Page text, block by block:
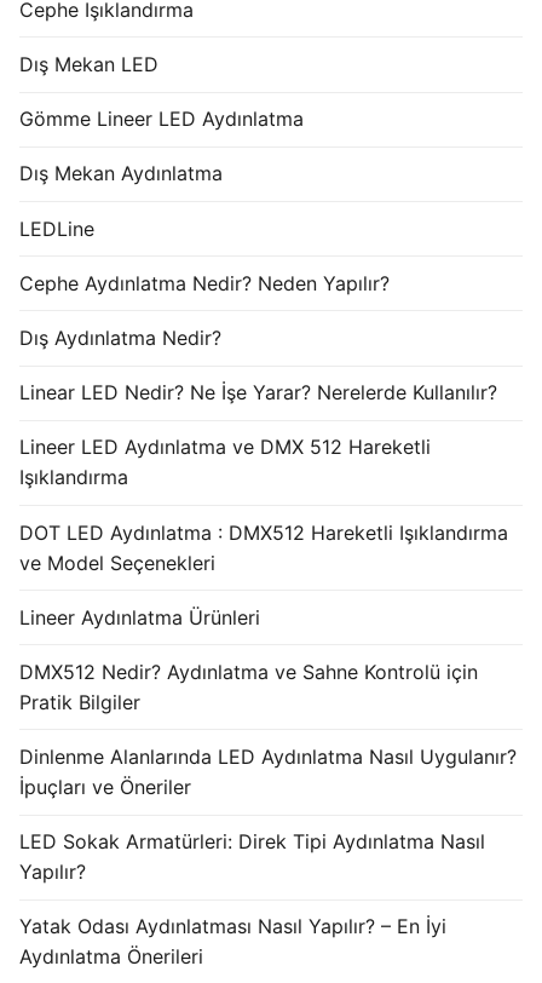
Cephe Işıklandırma
Dış Mekan LED
Gömme Lineer LED Aydınlatma
Dış Mekan Aydınlatma
LEDLine
Cephe Aydınlatma Nedir? Neden Yapılır?
Dış Aydınlatma Nedir?
Linear LED Nedir? Ne İşe Yarar? Nerelerde Kullanılır?
Lineer LED Aydınlatma ve DMX 512 Hareketli
Işıklandırma
DOT LED Aydınlatma : DMX512 Hareketli Işıklandırma
ve Model Seçenekleri
Lineer Aydınlatma Ürünleri
DMX512 Nedir? Aydınlatma ve Sahne Kontrolü için
Pratik Bilgiler
Dinlenme Alanlarında LED Aydınlatma Nasıl Uygulanır?
İpuçları ve Öneriler
LED Sokak Armatürleri: Direk Tipi Aydınlatma Nasıl
Yapılır?
Yatak Odası Aydınlatması Nasıl Yapılır? – En İyi
Aydınlatma Önerileri